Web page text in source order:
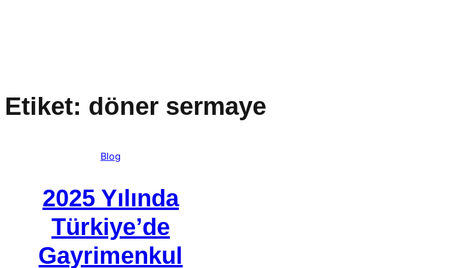
Etiket: döner sermaye
Blog
2025 Yılında
Türkiye’de
Gayrimenkul